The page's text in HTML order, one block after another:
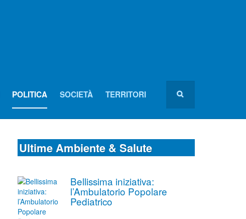
POLITICA SOCIETÀ TERRITORI
Ultime Ambiente & Salute
Bellissima iniziativa:
l’Ambulatorio Popolare
Pediatrico